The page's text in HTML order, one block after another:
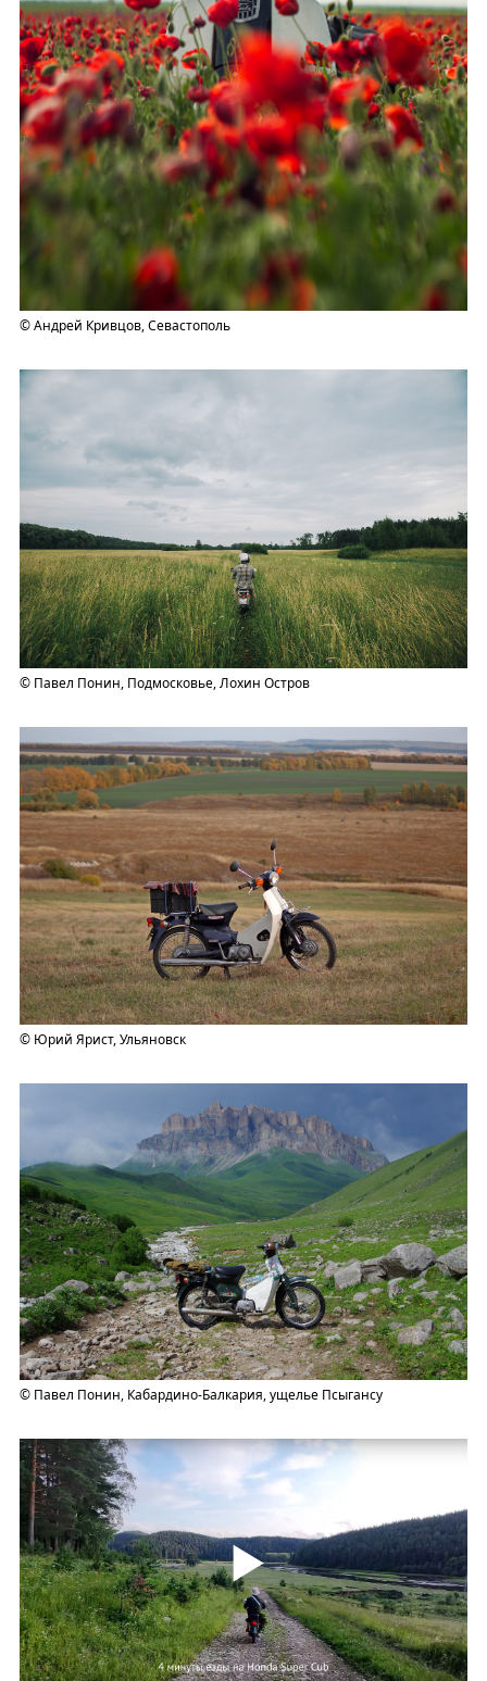
© Андрей Кривцов, Севастополь
© Павел Понин, Подмосковье, Лохин Остров
© Юрий Ярист, Ульяновск
© Павел Понин, Кабардино-Балкария, ущелье Псыгансу